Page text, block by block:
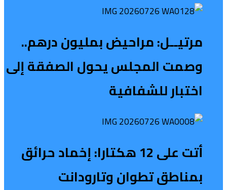
مرتيــل: مراحيض بمليون درهم..
وصمت المجلس يحول الصفقة إلى
اختبار للشفافية
أتت على 12 هكتارا: إخماد حرائق
بمناطق تطوان وتارودانت